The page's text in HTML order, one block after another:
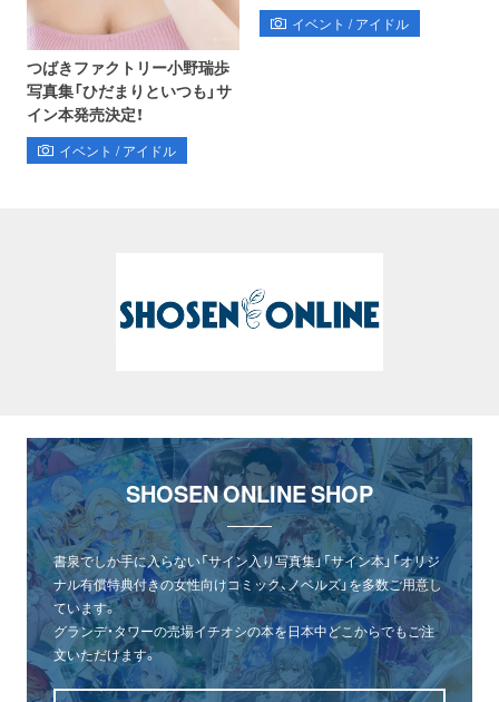
つばきファクトリー小野瑞歩
写真集「ひだまりといつも」サ
イン本発売決定！
イベント / アイドル
イベント / アイドル
SHOSEN ONLINE SHOP
書泉でしか手に入らない「サイン入り写真集」「サイン本」「オリジ
ナル有償特典付きの女性向けコミック、ノベルズ」を多数ご用意し
ています。
グランデ・タワーの売場イチオシの本を日本中どこからでもご注
文いただけます。